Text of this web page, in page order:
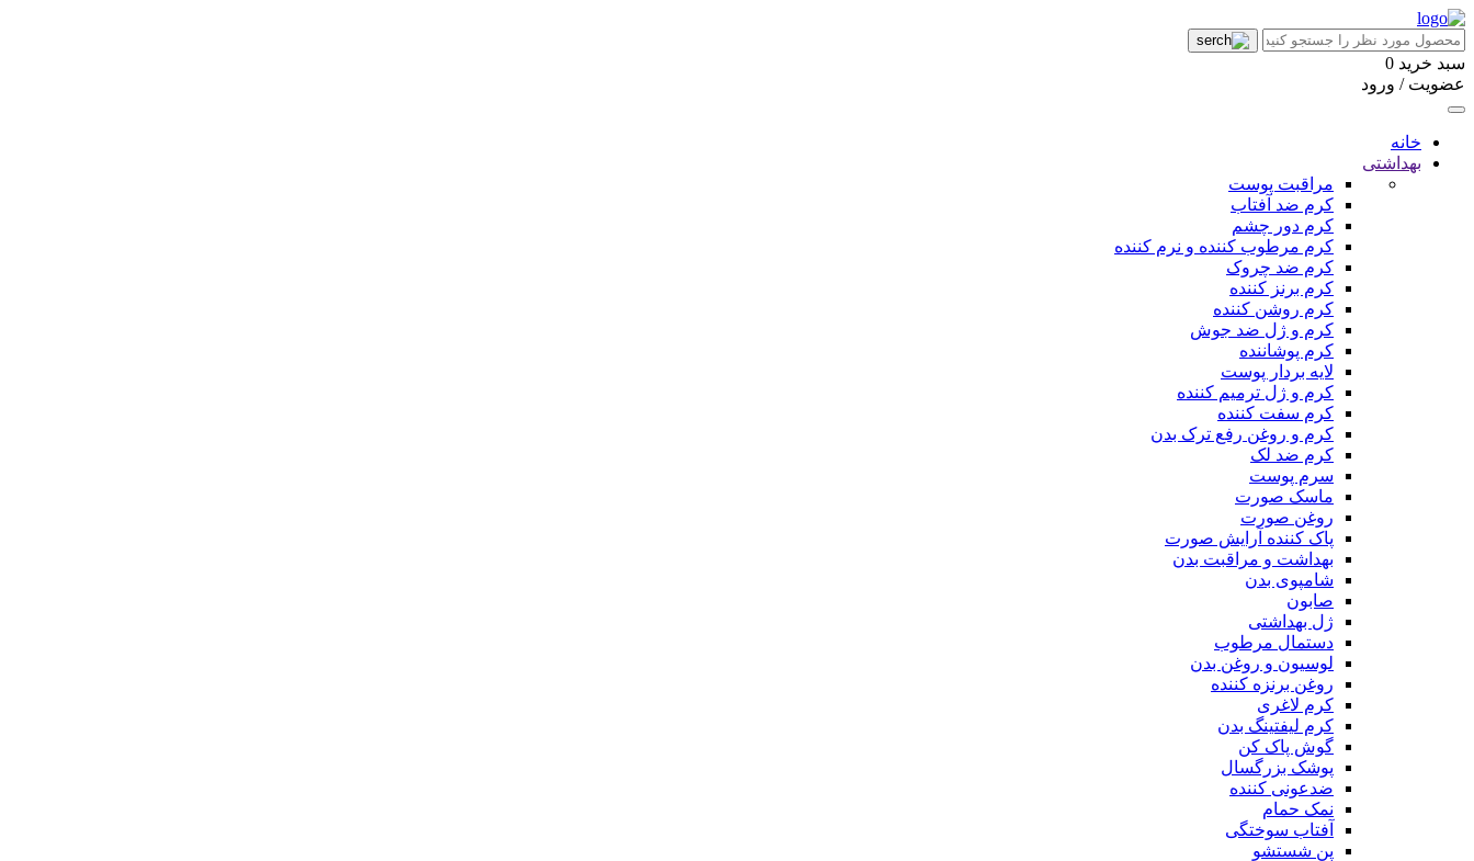
سبد خرید 0
عضویت / ورود
خانه
بهداشتی
مراقبت پوست
کرم ضد آفتاب
کرم دور چشم
کرم مرطوب کننده و نرم کننده
کرم ضد چروک
کرم برنز کننده
کرم روشن کننده
کرم و ژل ضد جوش
کرم پوشاننده
لایه بردار پوست
کرم و ژل ترمیم کننده
کرم سفت کننده
کرم و روغن رفع ترک بدن
کرم ضد لک
سرم پوست
ماسک صورت
روغن صورت
پاک کننده آرایش صورت
بهداشت و مراقبت بدن
شامپوی بدن
صابون
ژل بهداشتی
دستمال مرطوب
لوسیون و روغن بدن
روغن برنزه کننده
کرم لاغری
کرم لیفتینگ بدن
گوش پاک کن
پوشک بزرگسال
ضدعونی کننده
نمک حمام
آفتاب سوختگی
پن شستشو